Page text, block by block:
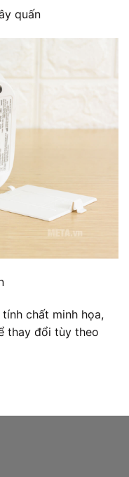
quấn
chất minh họa,
thay đổi tùy theo